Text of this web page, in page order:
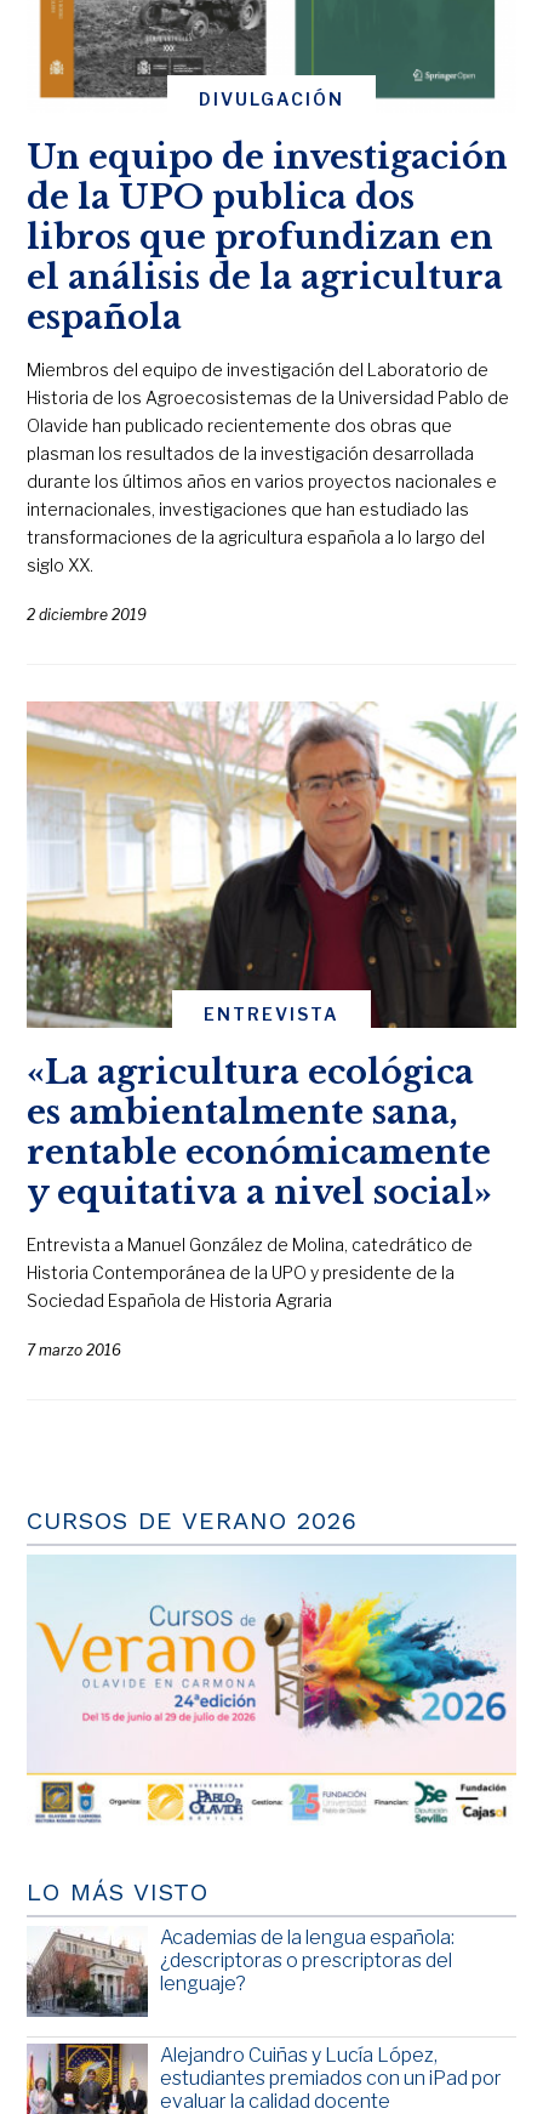
DIVULGACIÓN
Un equipo de investigación
de la UPO publica dos
libros que profundizan en
el análisis de la agricultura
española
Miembros del equipo de investigación del Laboratorio de
Historia de los Agroecosistemas de la Universidad Pablo de
Olavide han publicado recientemente dos obras que
plasman los resultados de la investigación desarrollada
durante los últimos años en varios proyectos nacionales e
internacionales, investigaciones que han estudiado las
transformaciones de la agricultura española a lo largo del
siglo XX.
2 diciembre 2019
ENTREVISTA
«La agricultura ecológica
es ambientalmente sana,
rentable económicamente
y equitativa a nivel social»
Entrevista a Manuel González de Molina, catedrático de
Historia Contemporánea de la UPO y presidente de la
Sociedad Española de Historia Agraria
7 marzo 2016
CURSOS DE VERANO 2026
LO MÁS VISTO
Academias de la lengua española:
¿descriptoras o prescriptoras del
lenguaje?
Alejandro Cuiñas y Lucía López,
estudiantes premiados con un iPad por
evaluar la calidad docente